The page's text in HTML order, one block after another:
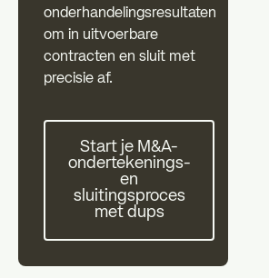
onderhandelingsresultaten
om in uitvoerbare
contracten en sluit met
precisie af.
Start je M&A-ondertekenings- en
Start je M&A-
ondertekenings-
en
sluitingsproces
met dups